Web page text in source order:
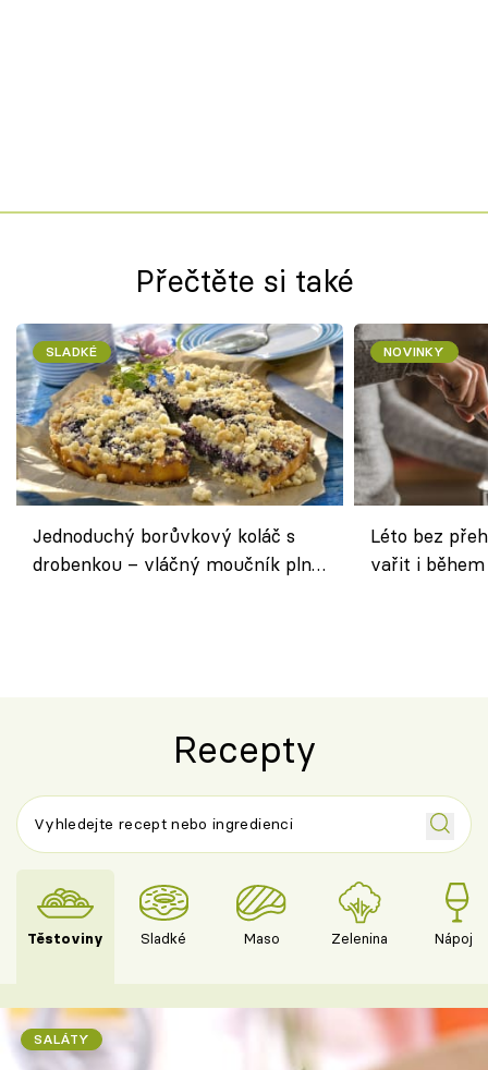
Přečtěte si také
SLADKÉ
Jednoduchý borůvkový koláč s
drobenkou – vláčný moučník plný
NOVINKY
Léto bez
vařit i
Recepty
Těstoviny Sladké Maso Zelenina Nápoje
SALÁTY